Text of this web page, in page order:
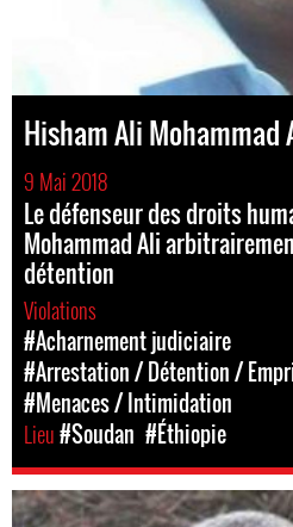
Hisham Ali Mohammad
9 Mai 2018
Le défenseur des droits
Mohammad Ali
détention
Violations
#Acharnement judiciaire
#Arrestation / Détention /
#Menaces / Intimidation
Lieu#Soudan #Éthiopie